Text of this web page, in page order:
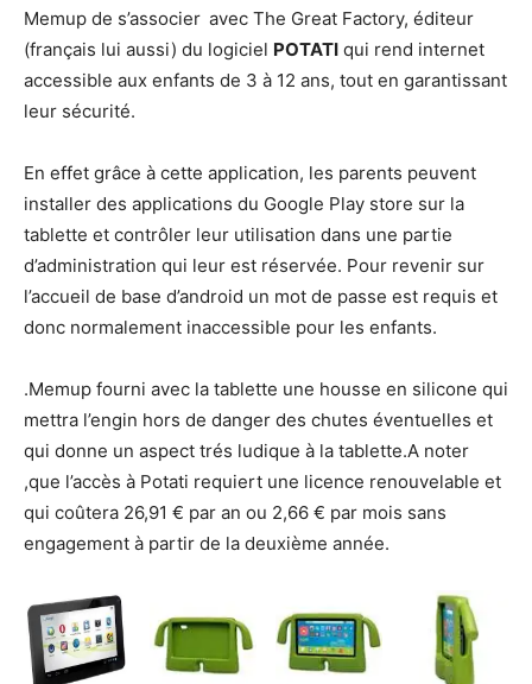
Memup de s’associer avec The Great Factory, éditeur
(français lui aussi) du logiciel POTATI qui rend internet
accessible aux enfants de 3 à 12 ans, tout en garantissant
leur sécurité.
En effet grâce à cette application, les parents peuvent
installer des applications du Google Play store sur la
tablette et contrôler leur utilisation dans une partie
d’administration qui leur est réservée. Pour revenir sur
l’accueil de base d’android un mot de passe est requis et
donc normalement inaccessible pour les enfants.
.Memup fourni avec la tablette une housse en silicone qui
mettra l’engin hors de danger des chutes éventuelles et
qui donne un aspect trés ludique à la tablette.A noter
,que l’accès à Potati requiert une licence renouvelable et
qui coûtera 26,91 € par an ou 2,66 € par mois sans
engagement à partir de la deuxième année.